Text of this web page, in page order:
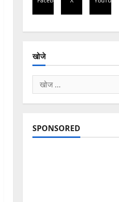
खोजे
निम्न
को
खोजें:
SPONSORED